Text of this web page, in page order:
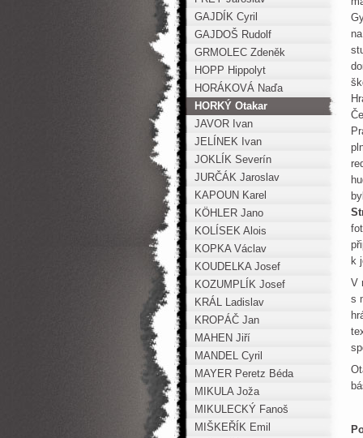
k
V
s
GAJDÍK Cyril
GAJDOŠ Rudolf
GRMOLEC Zdeněk
HOPP Hippolyt
HORÁKOVÁ Naďa
HORKÝ Otakar
JAVOR Ivan
JELÍNEK Ivan
JOKLÍK Severín
JURČÁK Jaroslav
KAPOUN Karel
KÖHLER Jano
KOLÍSEK Alois
KOPKA Václav
KOUDELKA Josef
KOZUMPLÍK Josef
KRÁL Ladislav
KROPÁČ Jan
MAHEN Jiří
MANDEL Cyril
MAYER Peretz Béda
MIKULA Joža
MIKULECKÝ Fanoš
MIŠKEŘÍK Emil